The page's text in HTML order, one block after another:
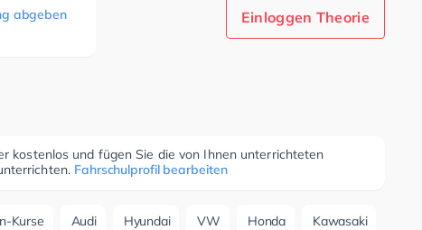
abgeben Einloggen Theorie
kostenlos und fügen Sie die von Ihnen unterrichteten
Fahrschulprofil bearbeiten
Kurse Audi Hyundai VW Honda Kawasaki